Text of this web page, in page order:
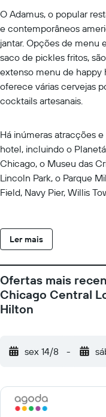
O Adamus, o popular
e contemporâneos
jantar. Opções de menu
saco de pickles fritos,
extenso menu de happy
oferece várias cervejas
cocktails artesanais.
Há inúmeras atracções
hotel, incluindo o
Chicago, o Museu das
Lincoln Park, o Parque
Field, Navy Pier, Willis
Ler mais
Ofertas mais
Chicago Central
Hilton
sex 14/8 -